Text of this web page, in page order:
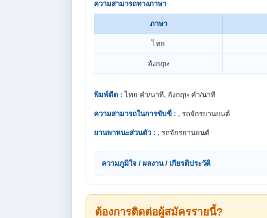
ความสามารถทางภาษา
ภาษา
ไทย
อังกฤษ
พิมพ์ดีด : ไทย คำ/นาที, อังกฤษ คำ/นาที
ความสามารถในการขับขี่ : , รถจักรยานยนต์
ยานพาหนะส่วนตัว : , รถจักรยานยนต์
ความภูมิใจ / ผลงาน / เกียรติประวัติ
ต้องการติดต่อผู้สมัครรายนี้?